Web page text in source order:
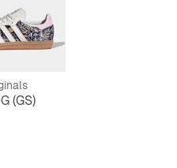
für einen
Grip. Mit seiner
Schnürverschluss bietet
für Schule, Spiel und
(GS)